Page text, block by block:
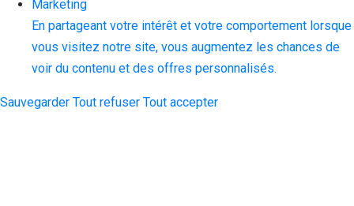
Marketing
En partageant votre intérêt et votre comportement lorsque
vous visitez notre site, vous augmentez les chances de
voir du contenu et des offres personnalisés.
Sauvegarder Tout refuser Tout accepter